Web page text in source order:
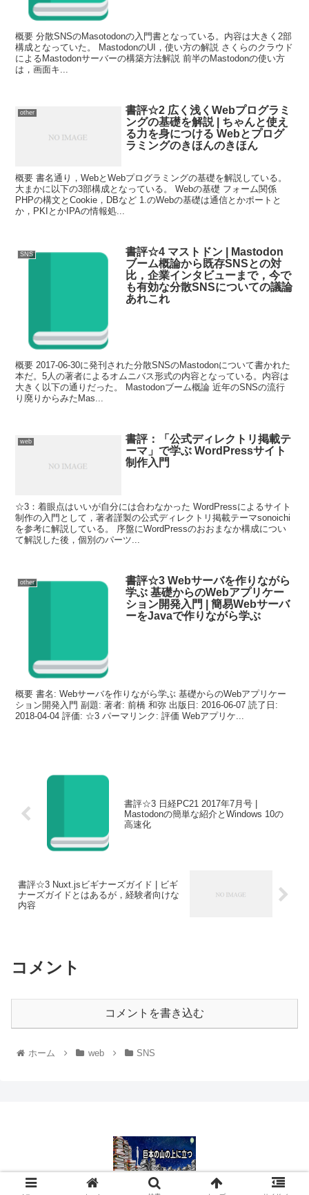
概要 分散SNSのMasotodonの入門書となっている。内容は大きく2部
構成となっていた。 MastodonのUI，使い方の解説 さくらのクラウド
によるMastodonサーバーの構築方法解説 前半のMastodonの使い方
は，画面キ...
other
書評☆2 広く浅くWebプログラミ
ングの基礎を解説 | ちゃんと使え
る力を身につける Webとプログ
ラミングのきほんのきほん
概要 書名通り，WebとWebプログラミングの基礎を解説している。
大まかに以下の3部構成となっている。 Webの基礎 フォーム関係
PHPの構文とCookie，DBなど 1.のWebの基礎は通信とかポートと
か，PKIとかIPAの情報処...
SNS
書評☆4 マストドン | Mastodon
ブーム概論から既存SNSとの対
比，企業インタビューまで，今で
も有効な分散SNSについての議論
あれこれ
概要 2017-06-30に発刊された分散SNSのMastodonについて書かれた
本だ。5人の著者によるオムニバス形式の内容となっている。内容は
大きく以下の通りだった。 Mastodonブーム概論 近年のSNSの流行
り廃りからみたMas...
web
書評：「公式ディレクトリ掲載テ
ーマ」で学ぶ WordPressサイト
制作入門
☆3：着眼点はいいが自分には合わなかった WordPressによるサイト
制作の入門として，著者謹製の公式ディレクトリ掲載テーマsonoichi
を参考に解説している。 序盤にWordPressのおおまなか構成につい
て解説した後，個別のパーツ...
other
書評☆3 Webサーバを作りながら
学ぶ 基礎からのWebアプリケー
ション開発入門 | 簡易Webサーバ
ーをJavaで作りながら学ぶ
概要 書名: Webサーバを作りながら学ぶ 基礎からのWebアプリケー
ション開発入門 副題: 著者: 前橋 和弥 出版日: 2016-06-07 読了日:
2018-04-04 評価: ☆3 パーマリンク: 評価 Webアプリケ...
書評☆3 日経PC21 2017年7月号 |
Mastodonの簡単な紹介とWindows 10の
高速化
書評☆3 Nuxt.jsビギナーズガイド | ビギ
ナーズガイドとはあるが，経験者向けな
内容
コメント
コメントを書き込む
ホーム web SNS
© 2012 巨本の山の上に立つ.